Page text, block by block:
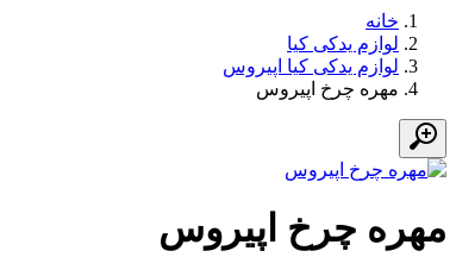
خانه
لوازم یدکی کیا
لوازم یدکی کیا اپیروس
مهره چرخ اپیروس
مهره چرخ اپیروس